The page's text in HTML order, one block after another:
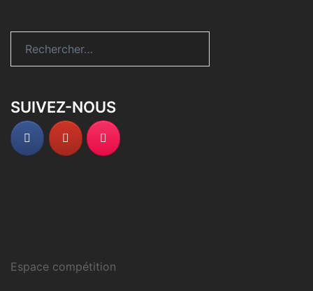
SUIVEZ-NOUS
Espace compétition